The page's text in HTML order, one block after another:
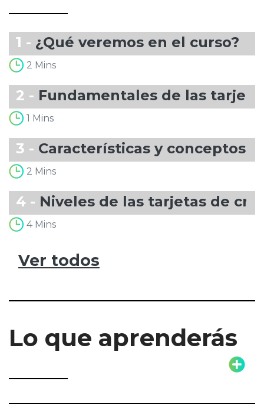
1 - ¿Qué veremos en el curso?
2 Mins
2 - Fundamentales de las
1 Mins
3 - Características y conceptos
2 Mins
4 - Niveles de las tarjetas de
4 Mins
Ver todos
Lo que aprenderás